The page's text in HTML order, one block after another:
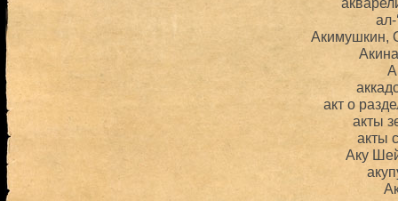
ал-
Акимушкин,
акт о
акты
акты
Аку